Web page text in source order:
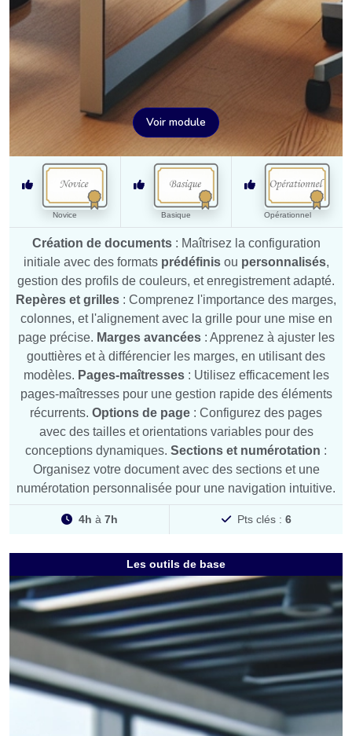
Voir module
Novice Basique Opérationnel
Création de documents: Maîtrisez la configuration
initiale avec des formats prédéfinisou personnalisés,
gestion des profils de couleurs, et enregistrement adapté.
Repères et grilles : Comprenez l'importance des marges,
colonnes, et l'alignement avec la grille pour une mise en
page précise. Marges avancées: Apprenez à ajuster les
gouttières et à différencier les marges, en utilisant des
modèles. Pages-maîtresses: Utilisez efficacement les
pages-maîtresses pour une gestion rapide des éléments
récurrents. Options de page : Configurez des pages
avec des tailles et orientations variables pour des
conceptions dynamiques. Sections et numérotation :
Organisez votre document avec des sections et une
numérotation personnalisée pour une navigation intuitive.
4h à 7h Pts clés : 6
Les outils de base